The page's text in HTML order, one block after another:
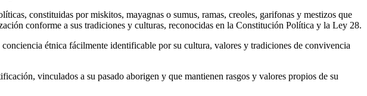
constituidas por miskitos, mayagnas o sumus, ramas, creoles, garifonas y mestizos que
conforme a sus tradiciones y culturas, reconocidas en la Constitución Política y la Ley 28.
étnica fácilmente identificable por su cultura, valores y tradiciones de convivencia
vinculados a su pasado aborigen y que mantienen rasgos y valores propios de su